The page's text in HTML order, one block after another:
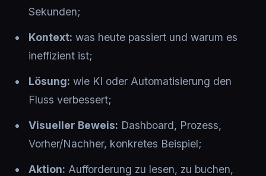
Sekunden;
Kontext: was heute passiert und warum es
ineffizient ist;
Lösung: wie KI oder Automatisierung den
Fluss verbessert;
Visueller Beweis: Dashboard, Prozess,
Vorher/Nachher, konkretes Beispiel;
Aktion: Aufforderung zu lesen, zu buchen,